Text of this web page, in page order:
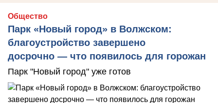
Общество
Парк «Новый город» в Волжском:
благоустройство завершено
досрочно — что появилось для горожан
Парк "Новый город" уже готов